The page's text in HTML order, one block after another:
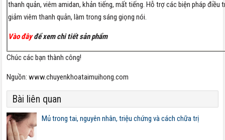
thanh quản, viêm amidan, khản tiếng, mất tiếng. Hỗ trợ các biện pháp điều
giảm viêm thanh quản, làm trong sáng giọng nói.
Vào đâyđể xem chi tiết sản phẩm
Chúc các bạn thành công!
Nguồn: www.chuyenkhoataimuihong.com
Bài liên quan
Mủ trong tai, nguyên nhân, triệu chứng và cách chữa trị